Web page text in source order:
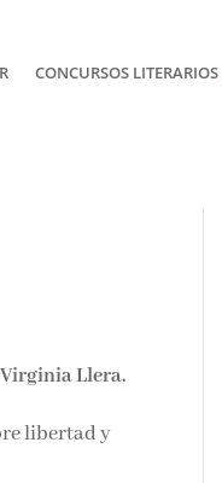
CONCURSOS LITERARIOS
Virginia Llera.
libertad y